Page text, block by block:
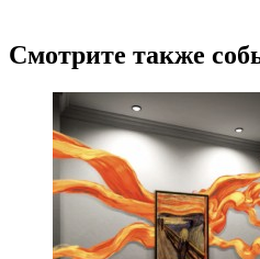
Смотрите также